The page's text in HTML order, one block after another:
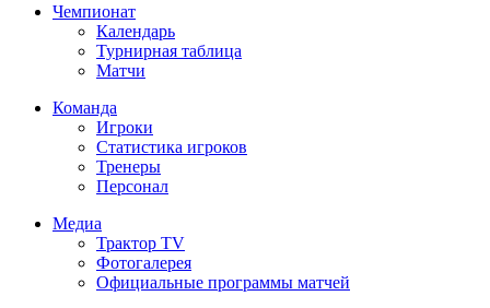
Чемпионат
Календарь
Турнирная таблица
Матчи
Команда
Игроки
Статистика игроков
Тренеры
Персонал
Медиа
Трактор TV
Фотогалерея
Официальные программы матчей